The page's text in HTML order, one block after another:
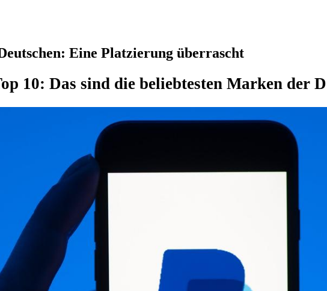
Eine Platzierung überrascht
10: Das sind die beliebtesten Marken der